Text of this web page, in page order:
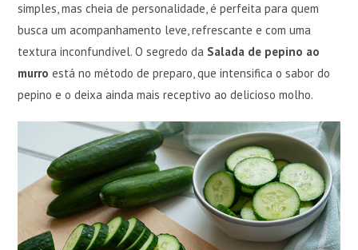
simples, mas cheia de personalidade, é perfeita para quem
busca um acompanhamento leve, refrescante e com uma
textura inconfundível. O segredo da Salada de pepino ao
murro está no método de preparo, que intensifica o sabor do
pepino e o deixa ainda mais receptivo ao delicioso molho.